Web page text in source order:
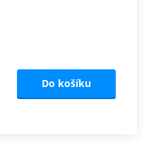
Do košíku